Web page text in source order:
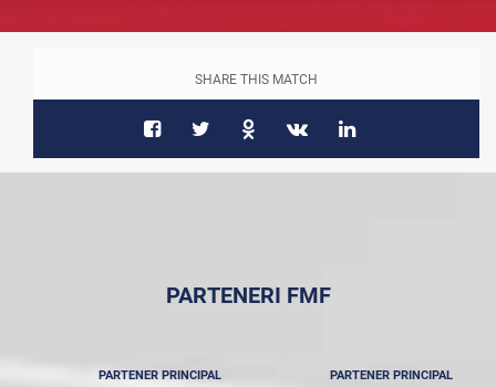
SHARE THIS MATCH
PARTENERI FMF
PARTENER PRINCIPAL PARTENER PRINCIPAL